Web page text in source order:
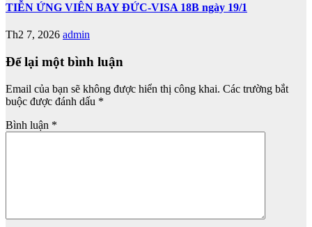
TIỄN ỨNG VIÊN BAY ĐỨC-VISA 18B ngày 19/1
Th2 7, 2026 admin
Để lại một bình luận
Email của bạn sẽ không được hiển thị công khai. Các trường bắt
buộc được đánh dấu *
Bình luận *